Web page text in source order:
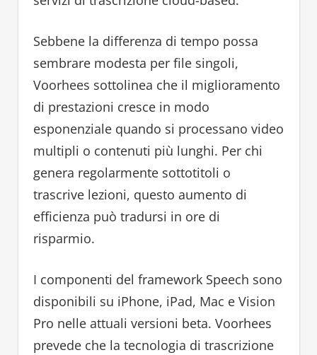
Sebbene la differenza di tempo possa
sembrare modesta per file singoli,
Voorhees sottolinea che il miglioramento
di prestazioni cresce in modo
esponenziale quando si processano video
multipli o contenuti più lunghi. Per chi
genera regolarmente sottotitoli o
trascrive lezioni, questo aumento di
efficienza può tradursi in ore di
risparmio.
I componenti del framework Speech sono
disponibili su iPhone, iPad, Mac e Vision
Pro nelle attuali versioni beta. Voorhees
prevede che la tecnologia di trascrizione